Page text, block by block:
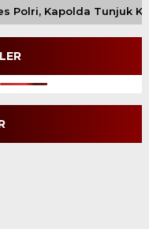
Kapolda Tunjuk